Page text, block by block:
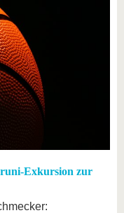
Exkursion zur